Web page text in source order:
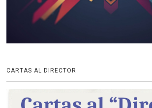
CARTAS AL DIRECTOR